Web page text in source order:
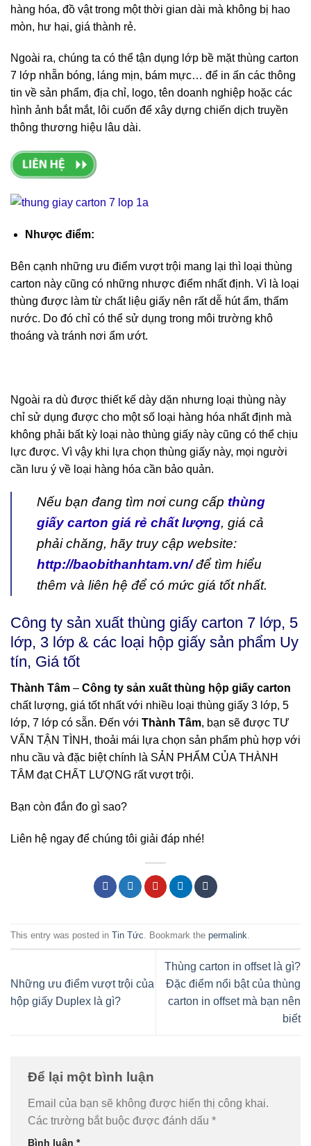
hàng hóa, đồ vật trong một thời gian dài mà không bị hao
mòn, hư hại, giá thành rẻ.
Ngoài ra, chúng ta có thể tận dụng lớp bề mặt thùng carton
7 lớp nhẵn bóng, láng mịn, bám mực… để in ấn các thông
tin về sản phẩm, địa chỉ, logo, tên doanh nghiệp hoặc các
hình ảnh bắt mắt, lôi cuốn để xây dựng chiến dịch truyền
thông thương hiệu lâu dài.
Nhược điểm:
Bên cạnh những ưu điểm vượt trội mang lại thì loại thùng
carton này cũng có những nhược điểm nhất định. Vì là loại
thùng được làm từ chất liệu giấy nên rất dễ hút ẩm, thấm
nước. Do đó chỉ có thể sử dụng trong môi trường khô
thoáng và tránh nơi ẩm ướt.
Ngoài ra dù được thiết kế dày dặn nhưng loại thùng này
chỉ sử dụng được cho một số loại hàng hóa nhất định mà
không phải bất kỳ loại nào thùng giấy này cũng có thể chịu
lực được. Vì vậy khi lựa chọn thùng giấy này, mọi người
cần lưu ý về loại hàng hóa cần bảo quản.
Nếu bạn đang tìm nơi cung cấp thùng
giấy carton giá rẻ chất lượng, giá cả
phải chăng, hãy truy cập website:
http://baobithanhtam.vn/ để tìm hiểu
thêm và liên hệ để có mức giá tốt nhất.
Công ty sản xuất thùng giấy carton 7 lớp, 5
lớp, 3 lớp & các loại hộp giấy sản phẩm Uy
tín, Giá tốt
Thành Tâm – Công ty sản xuất thùng hộp giấy carton
chất lượng, giá tốt nhất với nhiều loại thùng giấy 3 lớp, 5
lớp, 7 lớp có sẵn. Đến với Thành Tâm, bạn sẽ được TƯ
VẤN TẬN TÌNH, thoải mái lựa chọn sản phẩm phù hợp với
nhu cầu và đặc biệt chính là SẢN PHẨM CỦA THÀNH
TÂM đạt CHẤT LƯỢNG rất vượt trội.
Bạn còn đắn đo gì sao?
Liên hệ ngay để chúng tôi giải đáp nhé!
This entry was posted in Tin Tức. Bookmark the permalink.
Những ưu điểm vượt trội của
hộp giấy Duplex là gì?
Thùng carton in offset là gì?
Đặc điểm nổi bật của thùng
carton in offset mà bạn nên
biết
Để lại một bình luận
Email của bạn sẽ không được hiển thị công khai.
Các trường bắt buộc được đánh dấu *
Bình luận *